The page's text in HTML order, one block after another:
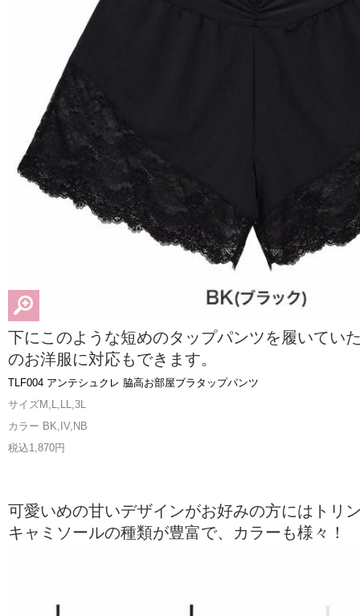
下にこのような短めのタップパンツを履いてい
のお洋服に対応もできます。
TLF004 アンテシュクレ 脇高お部屋ブラタップパンツ
サイズM,L,LL,3L
カラー BK,IV,NB
税込1,870円
可愛いめの甘いデザインがお好みの方にはトリ
キャミソールの種類が豊富で、カラーも様々！